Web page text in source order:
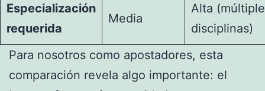
Especialización
requerida
Media
Alta
disciplinas)
Para nosotros como apostadores, esta
comparación revela algo importante: el